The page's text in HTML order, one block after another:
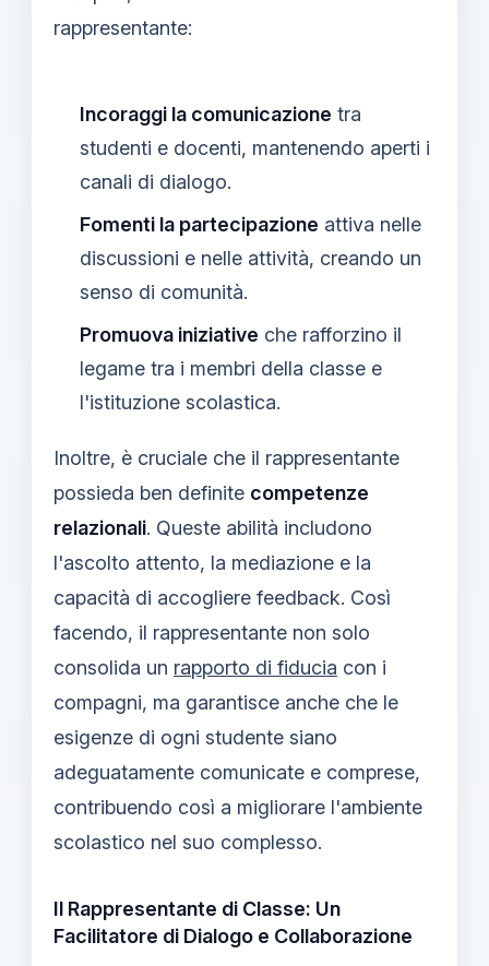
rappresentante:
Incoraggi la comunicazione tra
studenti e docenti, mantenendo aperti i
canali di dialogo.
Fomenti la partecipazione attiva nelle
discussioni e nelle attività, creando un
senso di comunità.
Promuova iniziative che rafforzino il
legame tra i membri della classe e
l'istituzione scolastica.
Inoltre, è cruciale che il rappresentante
possieda ben definite competenze
relazionali. Queste abilità includono
l'ascolto attento, la mediazione e la
capacità di accogliere feedback. Così
facendo, il rappresentante non solo
consolida un rapporto di fiducia con i
compagni, ma garantisce anche che le
esigenze di ogni studente siano
adeguatamente comunicate e comprese,
contribuendo così a migliorare l'ambiente
scolastico nel suo complesso.
Il Rappresentante di Classe: Un
Facilitatore di Dialogo e Collaborazione